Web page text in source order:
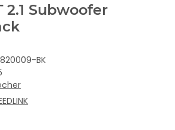
2.1 Subwoofer
BK